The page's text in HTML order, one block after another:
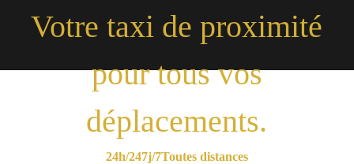
Votre taxi de proximité
pour tous vos
déplacements.
24h/247j/7Toutes distances